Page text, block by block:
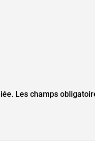
Les champs